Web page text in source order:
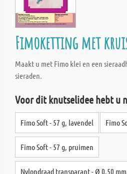
Fimoketting met
Maakt u met Fimo klei en een
sieraden.
Voor dit knutselidee hebt u
Fimo Soft - 57 g, lavendel Fimo
Fimo Soft - 57 g, pruimen
Nylondraad transparant - Ø 0,50